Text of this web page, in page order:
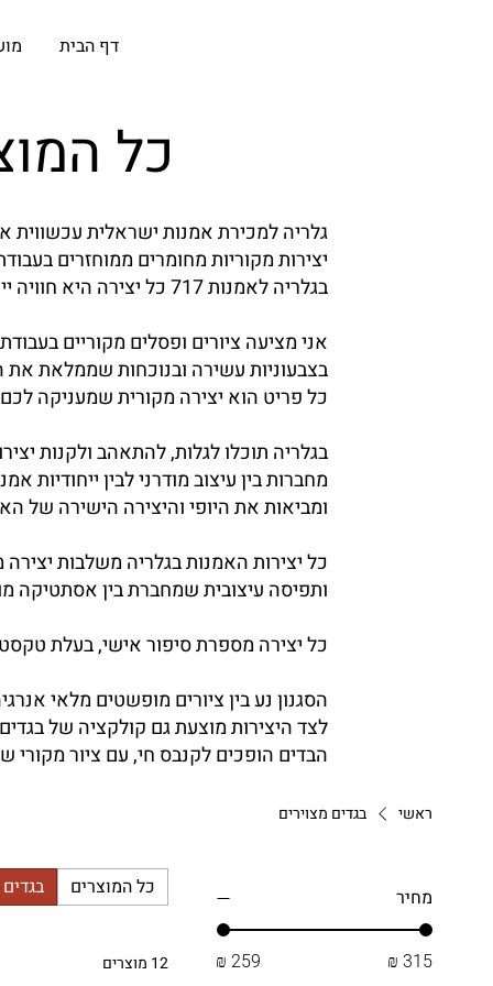
דף הבית
כל
גלריה למכירת אמנות ישראלית עכשווית
יצירות מקוריות מחומרים ממוחזרים
בגלריה לאמנות 717 כל יצירה היא חוויה ייחודית.
אני מציעה ציורים ופסלים מקוריים
בצבעוניות עשירה ובנוכחות שממלאת את
כל פריט הוא יצירה מקורית שמעניקה לכם
בגלריה תוכלו לגלות, להתאהב ולקנות
מחברות בין עיצוב מודרני לבין ייחודיות
ומביאות את היופי והיצירה הישירה של
כל יצירות האמנות בגלריה משלבות
ותפיסה עיצובית שמחברת בין אסתטיקה
כל יצירה מספרת סיפור אישי, בעלת
הסגנון נע בין ציורים מופשטים מלאי
לצד היצירות מוצעת גם קולקציה של
הבדים הופכים לקנבס חי, עם ציור מקורי
ראשי בגדים מצוירים
מחיר כל המוצרים
12 מוצרים